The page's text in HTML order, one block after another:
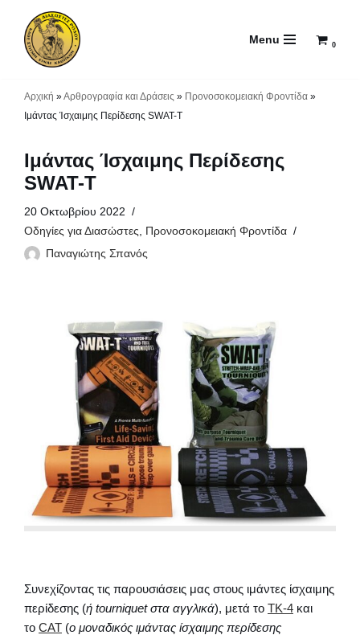
Μεταπηδήστε
Menu 0
Αρχική »Αρθρογραφία και Δράσεις » Προνοσοκομειακή Φροντίδα »
Ιμάντας Ίσχαιμης Περίδεσης SWAT-T
Ιμάντας Ίσχαιμης Περίδεσης
SWAT-T
20 Οκτωβρίου 2022
Οδηγίες για Διασώστες, Προνοσοκομειακή Φροντίδα
Παναγιώτης Σπανός
Συνεχίζοντας τις παρουσιάσεις μας στους ιμάντες ίσχαιμης
περίδεσης (ή tourniquet στα αγγλικά), μετά το ΤΚ-4 και
το CAT (ο μοναδικός ιμάντας ίσχαιμης περίδεσης